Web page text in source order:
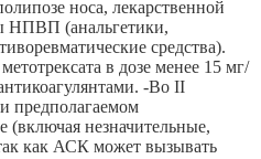
носа, лекарственной
НПВП (анальгетики,
средства).
в дозе менее 15 мг/
-Во II
предполагаемом
(включая незначительные,
как АСК может вызывать